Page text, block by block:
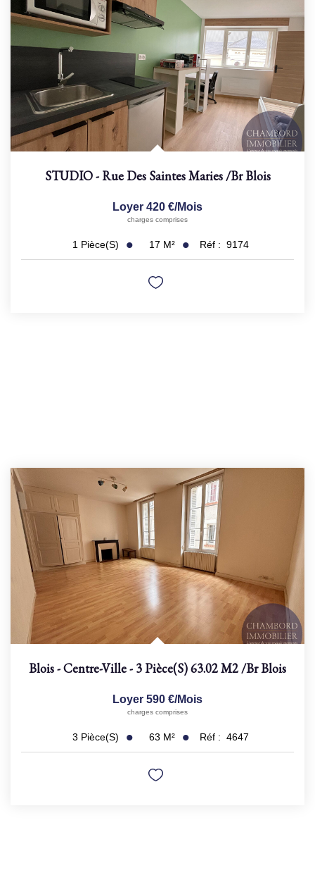
STUDIO - Rue Des Saintes Maries/brBlois
Loyer 420 €/mois
charges comprises
1 Pièce(s) 17 M² Réf : 9174
Blois - Centre-Ville - 3 Pièce(s) 63.02 M2/brBlois
Loyer 590 €/mois
charges comprises
3 Pièce(s) 63 M² Réf : 4647